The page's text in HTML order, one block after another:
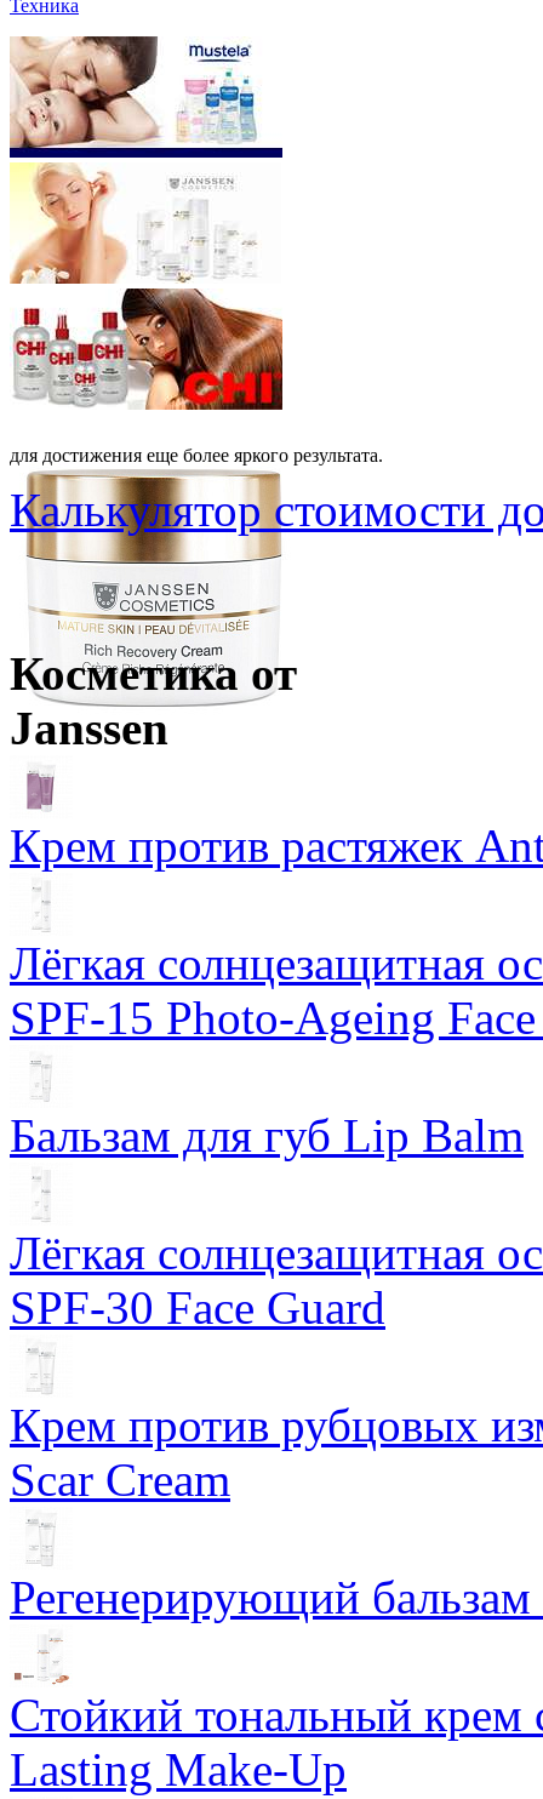
Техника
для достижения еще более яркого результата.
Калькулятор стоимости
Косметика от
Janssen
Крем против растяжек
Лёгкая солнцезащитная
SPF-15 Photo-Ageing
Бальзам для губ Lip Balm
Лёгкая солнцезащитная
SPF-30 Face Guard
Крем против рубцовых
Scar Cream
Регенерирующий
Стойкий тональный
Lasting Make-Up